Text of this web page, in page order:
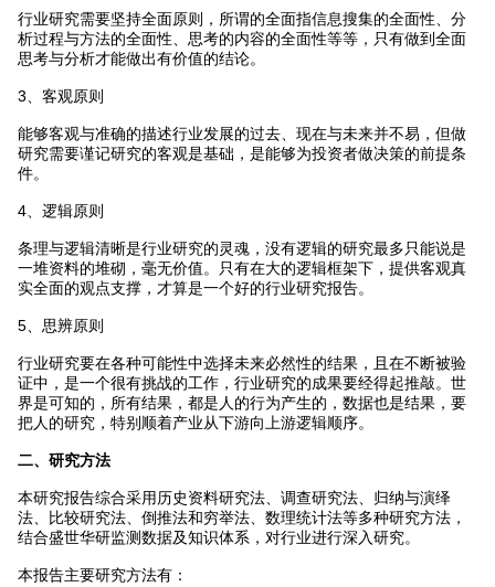
行业研究需要坚持全面原则，所谓的全面指信息搜集的全面性、分
析过程与方法的全面性、思考的内容的全面性等等，只有做到全面
思考与分析才能做出有价值的结论。
3、客观原则
能够客观与准确的描述行业发展的过去、现在与未来并不易，但做
研究需要谨记研究的客观是基础，是能够为投资者做决策的前提条
件。
4、逻辑原则
条理与逻辑清晰是行业研究的灵魂，没有逻辑的研究最多只能说是
一堆资料的堆砌，毫无价值。只有在大的逻辑框架下，提供客观真
实全面的观点支撑，才算是一个好的行业研究报告。
5、思辨原则
行业研究要在各种可能性中选择未来必然性的结果，且在不断被验
证中，是一个很有挑战的工作，行业研究的成果要经得起推敲。世
界是可知的，所有结果，都是人的行为产生的，数据也是结果，要
把人的研究，特别顺着产业从下游向上游逻辑顺序。
二、研究方法
本研究报告综合采用历史资料研究法、调查研究法、归纳与演绎
法、比较研究法、倒推法和穷举法、数理统计法等多种研究方法，
结合盛世华研监测数据及知识体系，对行业进行深入研究。
本报告主要研究方法有：